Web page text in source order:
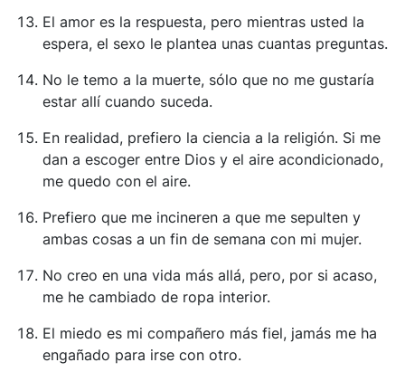
El amor es la respuesta, pero mientras usted la
espera, el sexo le plantea unas cuantas preguntas.
No le temo a la muerte, sólo que no me gustaría
estar allí cuando suceda.
En realidad, prefiero la ciencia a la religión. Si me
dan a escoger entre Dios y el aire acondicionado,
me quedo con el aire.
Prefiero que me incineren a que me sepulten y
ambas cosas a un fin de semana con mi mujer.
No creo en una vida más allá, pero, por si acaso,
me he cambiado de ropa interior.
El miedo es mi compañero más fiel, jamás me ha
engañado para irse con otro.